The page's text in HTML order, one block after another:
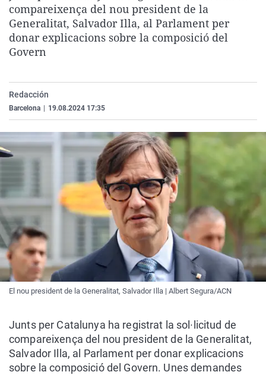
La rosa de los vientos
Gente viajera
Caso
Retornados
Extremadura
Galicia
Virales
Televisión
compareixença del nou president de la
Generalitat, Salvador Illa, al Parlament per
donar explicacions sobre la composició del
Govern
Redacción
Barcelona 19.08.2024 17:35
El nou president de la Generalitat, Salvador Illa | Albert Segura/ACN
Junts per Catalunya ha registrat la sol·licitud de
compareixença del nou president de la Generalitat,
Salvador Illa, al Parlament per donar explicacions
sobre la composició del Govern. Unes demandes